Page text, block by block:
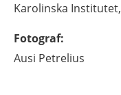
Karolinska Institutet,
Fotograf:
Ausi Petrelius